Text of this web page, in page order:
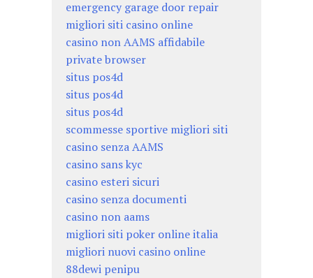
emergency garage door repair
migliori siti casino online
casino non AAMS affidabile
private browser
situs pos4d
situs pos4d
situs pos4d
scommesse sportive migliori siti
casino senza AAMS
casino sans kyc
casino esteri sicuri
casino senza documenti
casino non aams
migliori siti poker online italia
migliori nuovi casino online
88dewi penipu